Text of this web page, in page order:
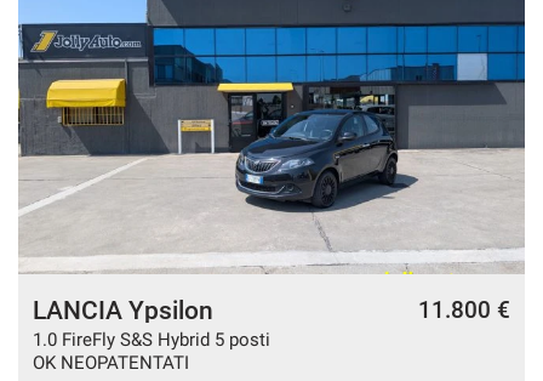
LANCIA Ypsilon
1.0 FireFly S&S Hybrid 5 posti
OK NEOPATENTATI
11.800 €